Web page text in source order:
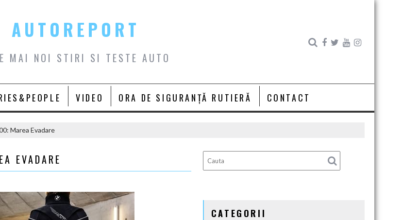
AUTOREPORT
MAI NOI STIRI SI TESTE AUTO
VIDEO ORA DE SIGURANȚĂ RUTIERĂ CONTACT
Marea Evadare
EVADARE
CATEGORII